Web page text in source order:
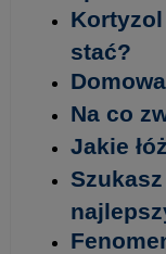
stać?
Na co
Jakie